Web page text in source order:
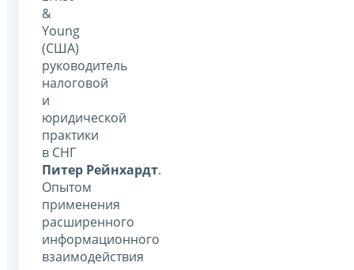
&
Young
(США)
руководитель
налоговой
и
юридической
практики
в СНГ
Питер Рейнхардт.
Опытом
применения
расширенного
информационного
взаимодействия